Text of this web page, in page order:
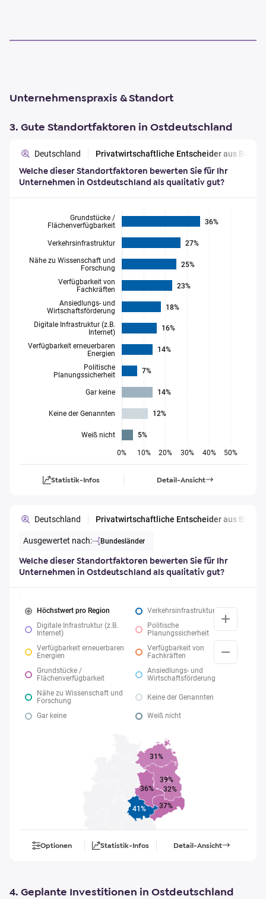
Unternehmenspraxis & Standort
3. Gute Standortfaktoren in Ostdeutschland
Deutschland Privatwirtschaftliche Entscheider aus Berlin,
Welche dieser Standortfaktoren bewerten Sie für Ihr
Unternehmen in Ostdeutschland als qualitativ gut?
0% 10% 20% 30% 40% 50%
36%
27%
25%
23%
18%
16%
14%
7%
14%
12%
5%
Grundstücke /
Flächenverfügbarkeit
Verkehrsinfrastruktur
Nähe zu Wissenschaft und
Forschung
Verfügbarkeit von
Fachkräften
Ansiedlungs- und
Wirtschaftsförderung
Digitale Infrastruktur (z.B.
Internet)
Verfügbarkeit erneuerbaren
Energien
Politische
Planungssicherheit
Gar keine
Keine der Genannten
Weiß nicht
Statistik-Infos Detail-Ansicht
Deutschland Privatwirtschaftliche Entscheider aus Berlin,
Ausgewertet nach: Bundesländer
Welche dieser Standortfaktoren bewerten Sie für Ihr
Unternehmen in Ostdeutschland als qualitativ gut?
Höchstwert pro Region
Verkehrsinfrastruktur
Digitale Infrastruktur (z.B.
Internet)
Politische
Planungssicherheit
Verfügbarkeit erneuerbaren
Energien
Verfügbarkeit von
Fachkräften
Grundstücke /
Flächenverfügbarkeit
Ansiedlungs- und
Wirtschaftsförderung
Nähe zu Wissenschaft und
Forschung
Keine der Genannten
Gar keine Weiß nicht
39%
32%
31%
36%
37%
41%
Optionen Statistik-Infos Detail-Ansicht
4. Geplante Investitionen in Ostdeutschland